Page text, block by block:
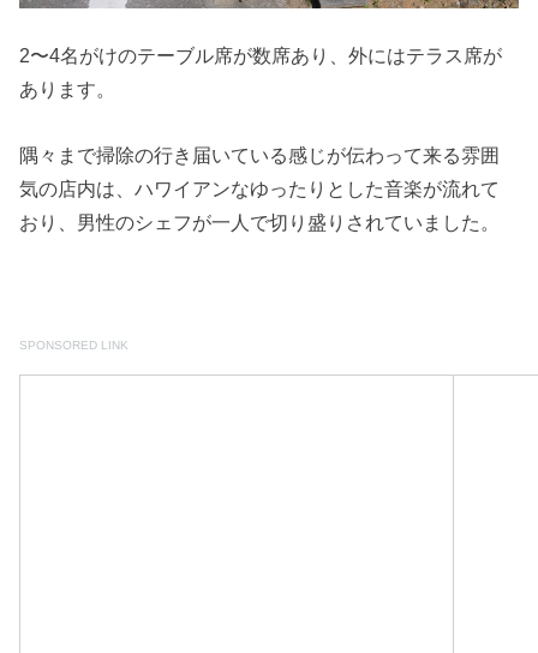
2〜4名がけのテーブル席が数席あり、外にはテラス席が
あります。
隅々まで掃除の行き届いている感じが伝わって来る雰囲
気の店内は、ハワイアンなゆったりとした音楽が流れて
おり、男性のシェフが一人で切り盛りされていました。
SPONSORED LINK